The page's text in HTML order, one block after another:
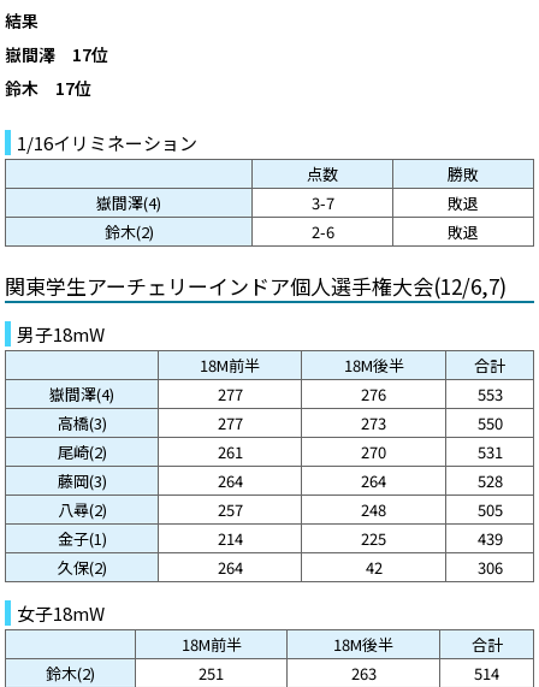
結果
嶽間澤 17位
鈴木 17位
1/16イリミネーション
点数
勝敗
嶽間澤(4)
3-7
敗退
鈴木(2)
2-6 敗退
関東学生アーチェリーインドア個人選手権大会(12/6,7)
男子18mW
18M前半 18M後半
合計
嶽間澤(4)
277 276
553
高橋(3)
277 273
550
尾崎(2)
261 270
531
藤岡(3)
264 264
528
八尋(2)
257 248
505
金子(1)
214 225
439
久保(2)
264 42 306
女子18mW
18M前半 18M後半
合計
鈴木(2)
251 263
514